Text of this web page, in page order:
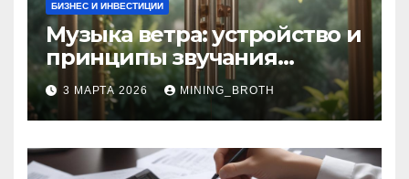
БИЗНЕС И ИНВЕСТИЦИИ
Музыка ветра: устройство и
принципы звучания
колокольчиков
3 МАРТА 2026 MINING_BROTH